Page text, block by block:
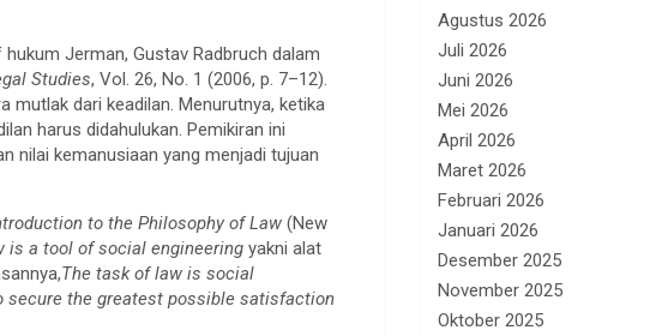
Jerman, Gustav Radbruch dalam
Studies, Vol. 26, No. 1 (2006, p. 7–12).
mutlak dari keadilan. Menurutnya, ketika
harus didahulukan. Pemikiran ini
nilai kemanusiaan yang menjadi tujuan
to the Philosophy of Law (New
is a tool of social engineering yakni alat
The task of law is social
secure the greatest possible satisfaction
Agustus 2026
Juli 2026
Juni 2026
Mei 2026
April 2026
Maret 2026
Februari 2026
Januari 2026
Desember 2025
November 2025
Oktober 2025